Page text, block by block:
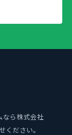
なら株式会社
ください。